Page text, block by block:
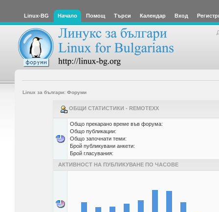
Linux-BG Начало Помощ Търси Календар Вход
Linux за българи: Форуми
ОБЩИ СТАТИСТИКИ - REMOTEXX
Общо прекарано време във форума:
Общо публикации:
Общо започнати теми:
Брой публикувани анкети:
Брой гласувания:
АКТИВНОСТ НА ПУБЛИКУВАНЕ ПО ЧАСОВЕ